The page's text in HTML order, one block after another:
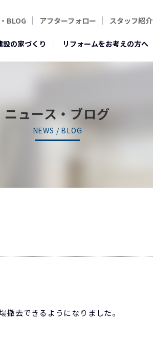
BLOG アフターフォロー スタッフ紹介
設の家づくり リフォームをお考えの方へ
ニュース・ブログ
NEWS / BLOG
去できるようになりました。